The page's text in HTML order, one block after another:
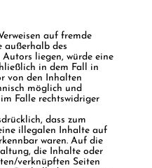
auf fremde
außerhalb des
Autors liegen, würde eine
in dem Fall in
von den Inhalten
möglich und
Falle rechtswidriger
dass zum
illegalen Inhalte auf
waren. Auf die
die Inhalte oder
verknüpften Seiten